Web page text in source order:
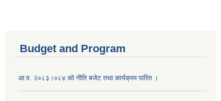
Budget and Program
आ.व. २०८३।०८४ को नीति बजेट तथा कार्यक्रम पारित ।